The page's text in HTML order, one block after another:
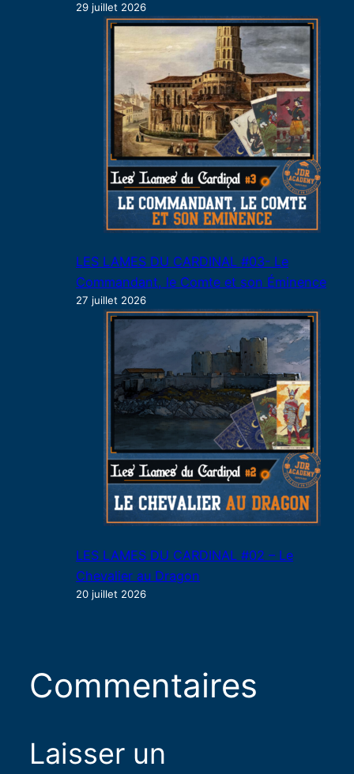
29 juillet 2026
LES LAMES DU CARDINAL #03- Le
Commandant, le Comte et son Éminence
27 juillet 2026
LES LAMES DU CARDINAL #02 – Le
Chevalier au Dragon
20 juillet 2026
Commentaires
Laisser un